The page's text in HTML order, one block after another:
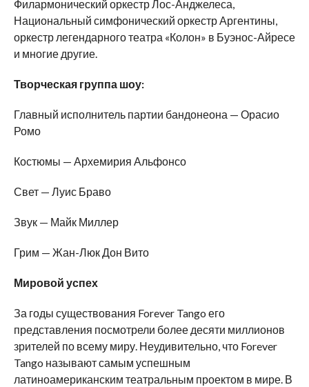
Филармонический оркестр Лос-Анджелеса,
Национальный симфонический оркестр Аргентины,
оркестр легендарного театра «Колон» в Буэнос-Айресе
и многие другие.
Творческая группа шоу:
Главный исполнитель партии бандонеона — Орасио
Ромо
Костюмы — Архемирия Альфонсо
Свет — Луис Браво
Звук — Майк Миллер
Грим — Жан-Люк Дон Вито
Мировой успех
За годы существования Forever Tango его
представления посмотрели более десяти миллионов
зрителей по всему миру. Неудивительно, что Forever
Tango называют самым успешным
латиноамериканским театральным проектом в мире. В